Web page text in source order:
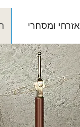
אזרחי ומסחרי